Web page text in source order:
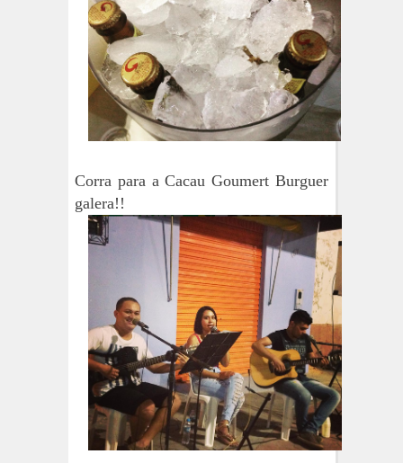
Corra para a Cacau Goumert Burguer
galera!!